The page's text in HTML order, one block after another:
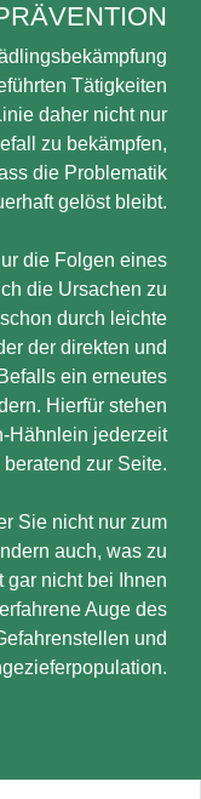
Tätigkeiten
daher nicht nur
zu bekämpfen,
die Problematik
gelöst bleibt.
die Folgen eines
die Ursachen zu
durch leichte
der direkten und
ein erneutes
Hierfür stehen
Hähnlein jederzeit
zur Seite.
Sie nicht nur zum
auch, was zu
gar nicht bei Ihnen
Auge des
und